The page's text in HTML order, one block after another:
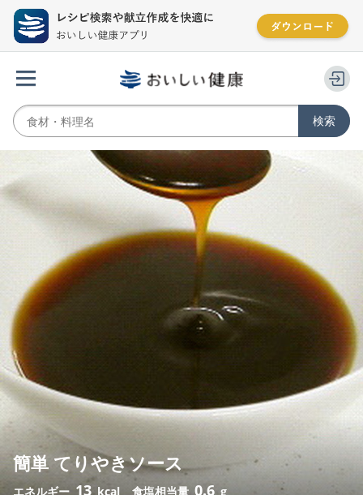
簡単 てりやきソース
エネルギー 13 kcal 食塩相当量 0.6 g